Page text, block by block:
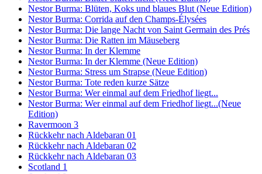
Nestor Burma: Blüten, Koks und blaues Blut (Neue Edition)
Nestor Burma: Corrida auf den Champs-Élysées
Nestor Burma: Die lange Nacht von Saint Germain des Prés
Nestor Burma: Die Ratten im Mäuseberg
Nestor Burma: In der Klemme
Nestor Burma: In der Klemme (Neue Edition)
Nestor Burma: Stress um Strapse (Neue Edition)
Nestor Burma: Tote reden kurze Sätze
Nestor Burma: Wer einmal auf dem Friedhof liegt...
Nestor Burma: Wer einmal auf dem Friedhof liegt...(Neue
Edition)
Ravermoon 3
Rückkehr nach Aldebaran 01
Rückkehr nach Aldebaran 02
Rückkehr nach Aldebaran 03
Scotland 1